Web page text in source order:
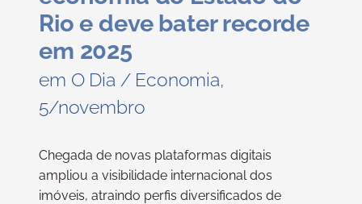
Rio e deve bater recorde
em 2025
em O Dia / Economia,
5/novembro
Chegada de novas plataformas digitais
ampliou a visibilidade internacional dos
imóveis, atraindo perfis diversificados de